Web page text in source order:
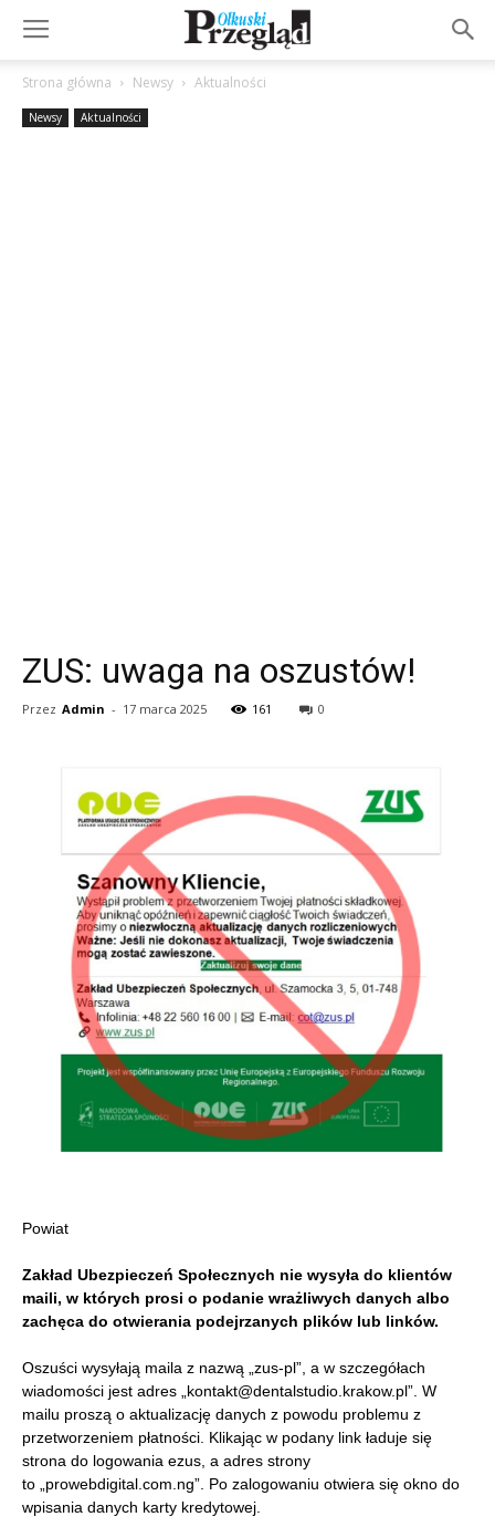
Strona główna Newsy Aktualności
Newsy Aktualności
ZUS: uwaga na oszustów!
Przez Admin - 17 marca 2025 161 0
Powiat
Zakład Ubezpieczeń Społecznych nie wysyła do klientów
maili, w których prosi o podanie wrażliwych danych albo
zachęca do otwierania podejrzanych plików lub linków.
Oszuści wysyłają maila z nazwą „zus-pl”, a w szczegółach
wiadomości jest adres „kontakt@dentalstudio.krakow.pl”. W
mailu proszą o aktualizację danych z powodu problemu z
przetworzeniem płatności. Klikając w podany link ładuje się
strona do logowania ezus, a adres strony
to „prowebdigital.com.ng”. Po zalogowaniu otwiera się okno do
wpisania danych karty kredytowej.